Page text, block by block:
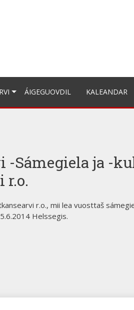
ÁIGEGUOVDIL KALEANDAR
-Sámegiela ja -
r.o.
r.o., mii lea vuosttaš
Helssegis.